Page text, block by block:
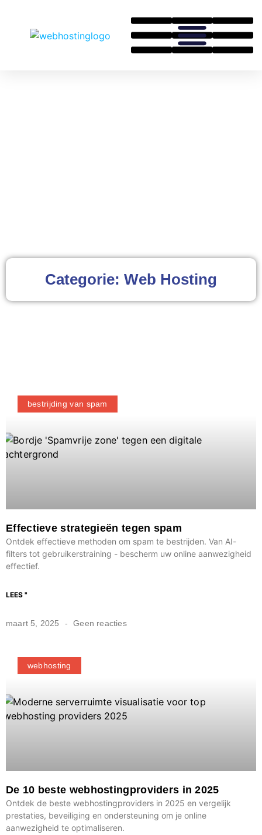
Categorie: Web Hosting
bestrijding van spam
Effectieve strategieën tegen spam
Ontdek effectieve methoden om spam te bestrijden. Van AI-
filters tot gebruikerstraining - bescherm uw online aanwezigheid
effectief.
LEES "
maart 5, 2025 Geen reacties
webhosting
De 10 beste webhostingproviders in 2025
Ontdek de beste webhostingproviders in 2025 en vergelijk
prestaties, beveiliging en ondersteuning om je online
aanwezigheid te optimaliseren.